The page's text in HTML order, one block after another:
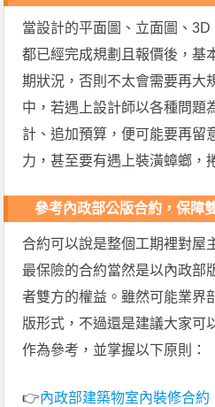
當設計的平面圖、立面圖、
都已經完成規劃且報價後，基
期狀況，否則不太會需要再大
中，若遇上設計師以各種問題
計、追加預算，便可能要再留
力，甚至要有遇上裝潢蟑螂，
參考內政部公版合約，保障
合約可以說是整個工期裡對屋
最保險的合約當然是以內政部
者雙方的權益。雖然可能業界
版形式，不過還是建議大家可
作為參考，並掌握以下原則：
👉內政部建築物室內裝修合約